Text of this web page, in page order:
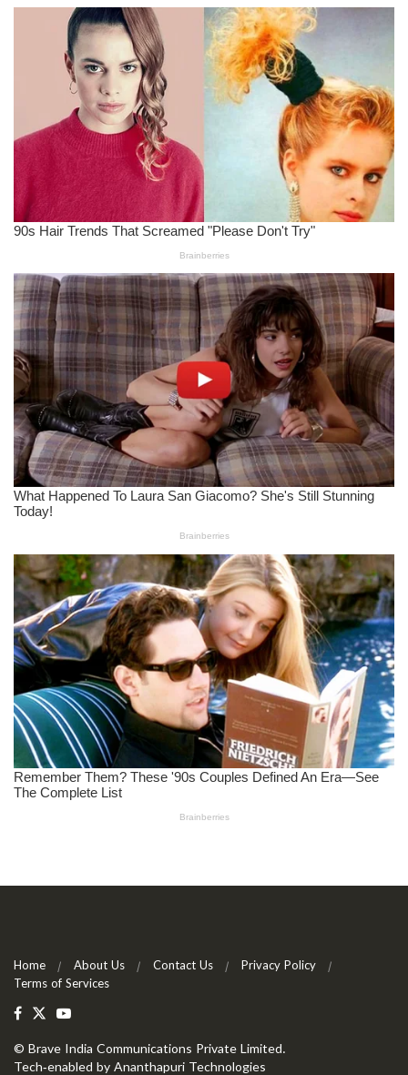
Home About Us Contact Us
Privacy Policy
Terms of Services
© Brave India Communications Private Limited.
Tech-enabled by Ananthapuri Technologies